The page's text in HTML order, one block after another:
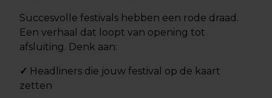
Succesvolle festivals hebben een rode draad.
Een verhaal dat loopt van opening tot
afsluiting. Denk aan:
✓ Headliners die jouw festival op de kaart
zetten